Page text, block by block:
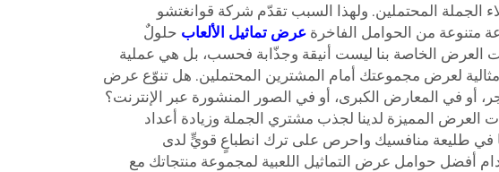
الجملة المحتملين. ولهذا السبب تقدّم شركة قوانغتشو
متنوعة من الحوامل الفاخرة عرض تماثيل الألعاب حلولٌ
الخاصة بنا ليست أنيقة وجذّابة فحسب، بل هي عملية
مثالية لعرض مجموعتك أمام المشترين المحتملين. هل تنوّع عرض
أو في المعارض الكبرى، أو في الصور المنشورة عبر الإنترنت؟
العرض المميزة لدينا لجذب مشتري الجملة وزيادة أعداد
في طليعة منافسيك واحرص على ترك انطباعٍ قويٍّ لدى
أفضل حوامل عرض التماثيل اللعبية لمجموعة منتجاتك مع